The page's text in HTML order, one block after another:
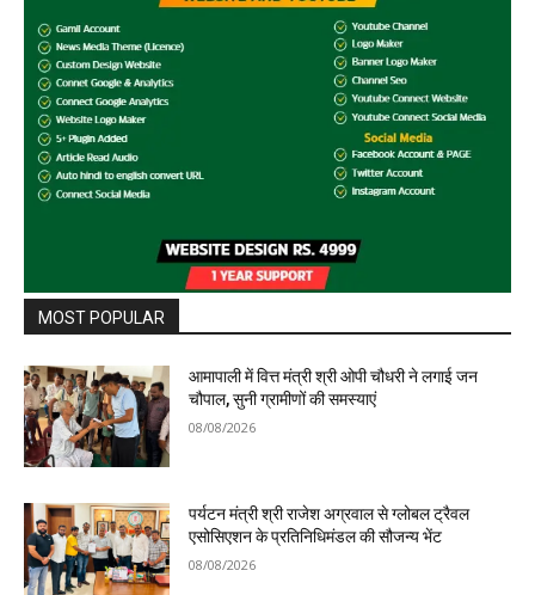
MOST POPULAR
आमापाली में वित्त मंत्री श्री ओपी चौधरी ने लगाई जन
चौपाल, सुनी ग्रामीणों की समस्याएं
08/08/2026
पर्यटन मंत्री श्री राजेश अग्रवाल से ग्लोबल ट्रैवल
एसोसिएशन के प्रतिनिधिमंडल की सौजन्य भेंट
08/08/2026